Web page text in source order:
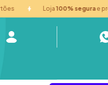
Loja 100% segurae protegida